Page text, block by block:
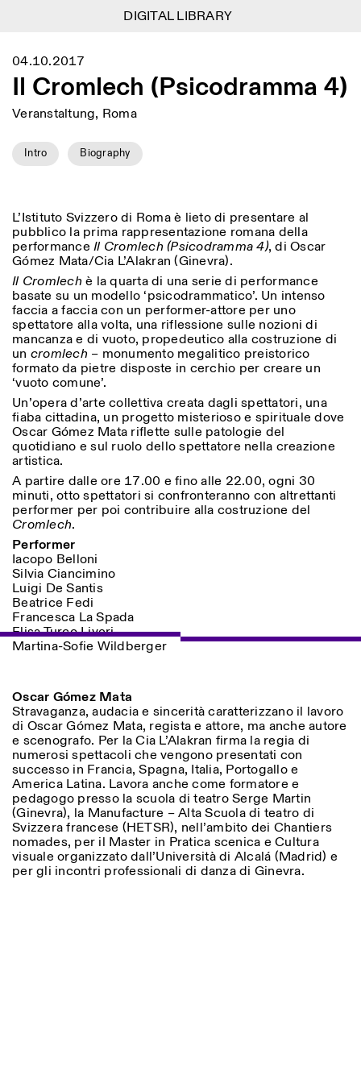
Menu
Lingua EN IT DE
FR
Istituto Svizzero
Forschung
Organisation
Bibliothek
Jobs
Andere Tätigkeiten
NEWSLETTER
Melden Sie sich für unseren Newsletter an, damit Sie
stets auf dem Laufenden über unsere Veranstaltungen
sind
Facebook Instagram Linkedin Vimeo
Privacy Policy
Informationen
ISTITUTO SVIZZERO
ROM
Villa Maraini
Istituto Svizzero befindet
sich in der Nähe der Metro-
Haltestelle Barberini
REZEPTION:
MO-FR
09:00–13:30, 14:30–18:00
ÖFFNUNGSZEITEN DER
AUSSTELLUNG
Atlas Studios
Mittwoch/Freitag: 14:30–
18:30
Donnerstag: 14:30–20:00
18:30
FÜHRUNGEN:
Nur auf Anfrage
(Italienisch, Englisch)
Für Reservierung:
visite@istitutosvizzero.it
Tiere haben keinen Zutritt
ISTITUTO SVIZZERO
MAILAND
Sede di Milano
Via Vecchio Politecnico 3
20121 Mailand
+39 02 76 01 61 18
milano@istitutosvizzero.it
Filtern
Area
Reset
Kunst
Ort
Kategorie
All
Anthropologie
Archaelogie
Architektur
Kunst
Astrophysik
Buchpräsentation
More Options...
Length
1
> 1
04.10.2017
Il Cromlech (Psicodramma 4)
Veranstaltung, Roma
Intro Biography
L’Istituto Svizzero di Roma è lieto di presentare al
pubblico la prima rappresentazione romana della
performance Il Cromlech (Psicodramma 4), di Oscar
Gómez Mata/Cia L’Alakran (Ginevra).
Il Cromlech è la quarta di una serie di performance
basate su un modello ‘psicodrammatico’. Un intenso
faccia a faccia con un performer-attore per uno
spettatore alla volta, una riflessione sulle nozioni di
mancanza e di vuoto, propedeutico alla costruzione di
un cromlech – monumento megalitico preistorico
formato da pietre disposte in cerchio per creare un
‘vuoto comune’.
Un’opera d’arte collettiva creata dagli spettatori, una
fiaba cittadina, un progetto misterioso e spirituale dove
Oscar Gómez Mata riflette sulle patologie del
quotidiano e sul ruolo dello spettatore nella creazione
artistica.
A partire dalle ore 17.00 e fino alle 22.00, ogni 30
minuti, otto spettatori si confronteranno con altrettanti
performer per poi contribuire alla costruzione del
Cromlech.
Performer
Iacopo Belloni
Silvia Ciancimino
Luigi De Santis
Beatrice Fedi
Francesca La Spada
Elisa Turco Liveri
Martina-Sofie Wildberger
Oscar Gómez Mata
Stravaganza, audacia e sincerità caratterizzano il lavoro
di Oscar Gómez Mata, regista e attore, ma anche autore
e scenografo. Per la Cia L’Alakran firma la regia di
numerosi spettacoli che vengono presentati con
successo in Francia, Spagna, Italia, Portogallo e
America Latina. Lavora anche come formatore e
pedagogo presso la scuola di teatro Serge Martin
(Ginevra), la Manufacture – Alta Scuola di teatro di
Svizzera francese (HETSR), nell’ambito dei Chantiers
nomades, per il Master in Pratica scenica e Cultura
visuale organizzato dall’Università di Alcalá (Madrid) e
per gli incontri professionali di danza di Ginevra.
DIGITAL LIBRARY
DIGITAL LIBRARY